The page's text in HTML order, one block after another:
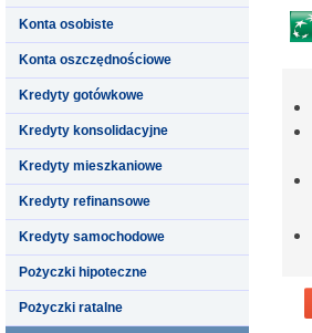
Konta osobiste
Konta oszczędnościowe
Kredyty gotówkowe
Kredyty konsolidacyjne
Kredyty mieszkaniowe
Kredyty refinansowe
Kredyty samochodowe
Pożyczki hipoteczne
Pożyczki ratalne